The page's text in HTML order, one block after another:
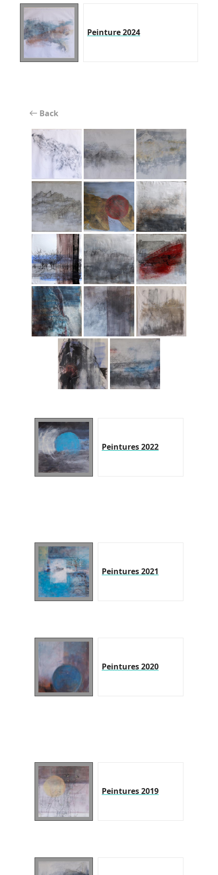
Peinture 2024
Back
Peintures 2022
Peintures 2021
Peintures 2020
Peintures 2019